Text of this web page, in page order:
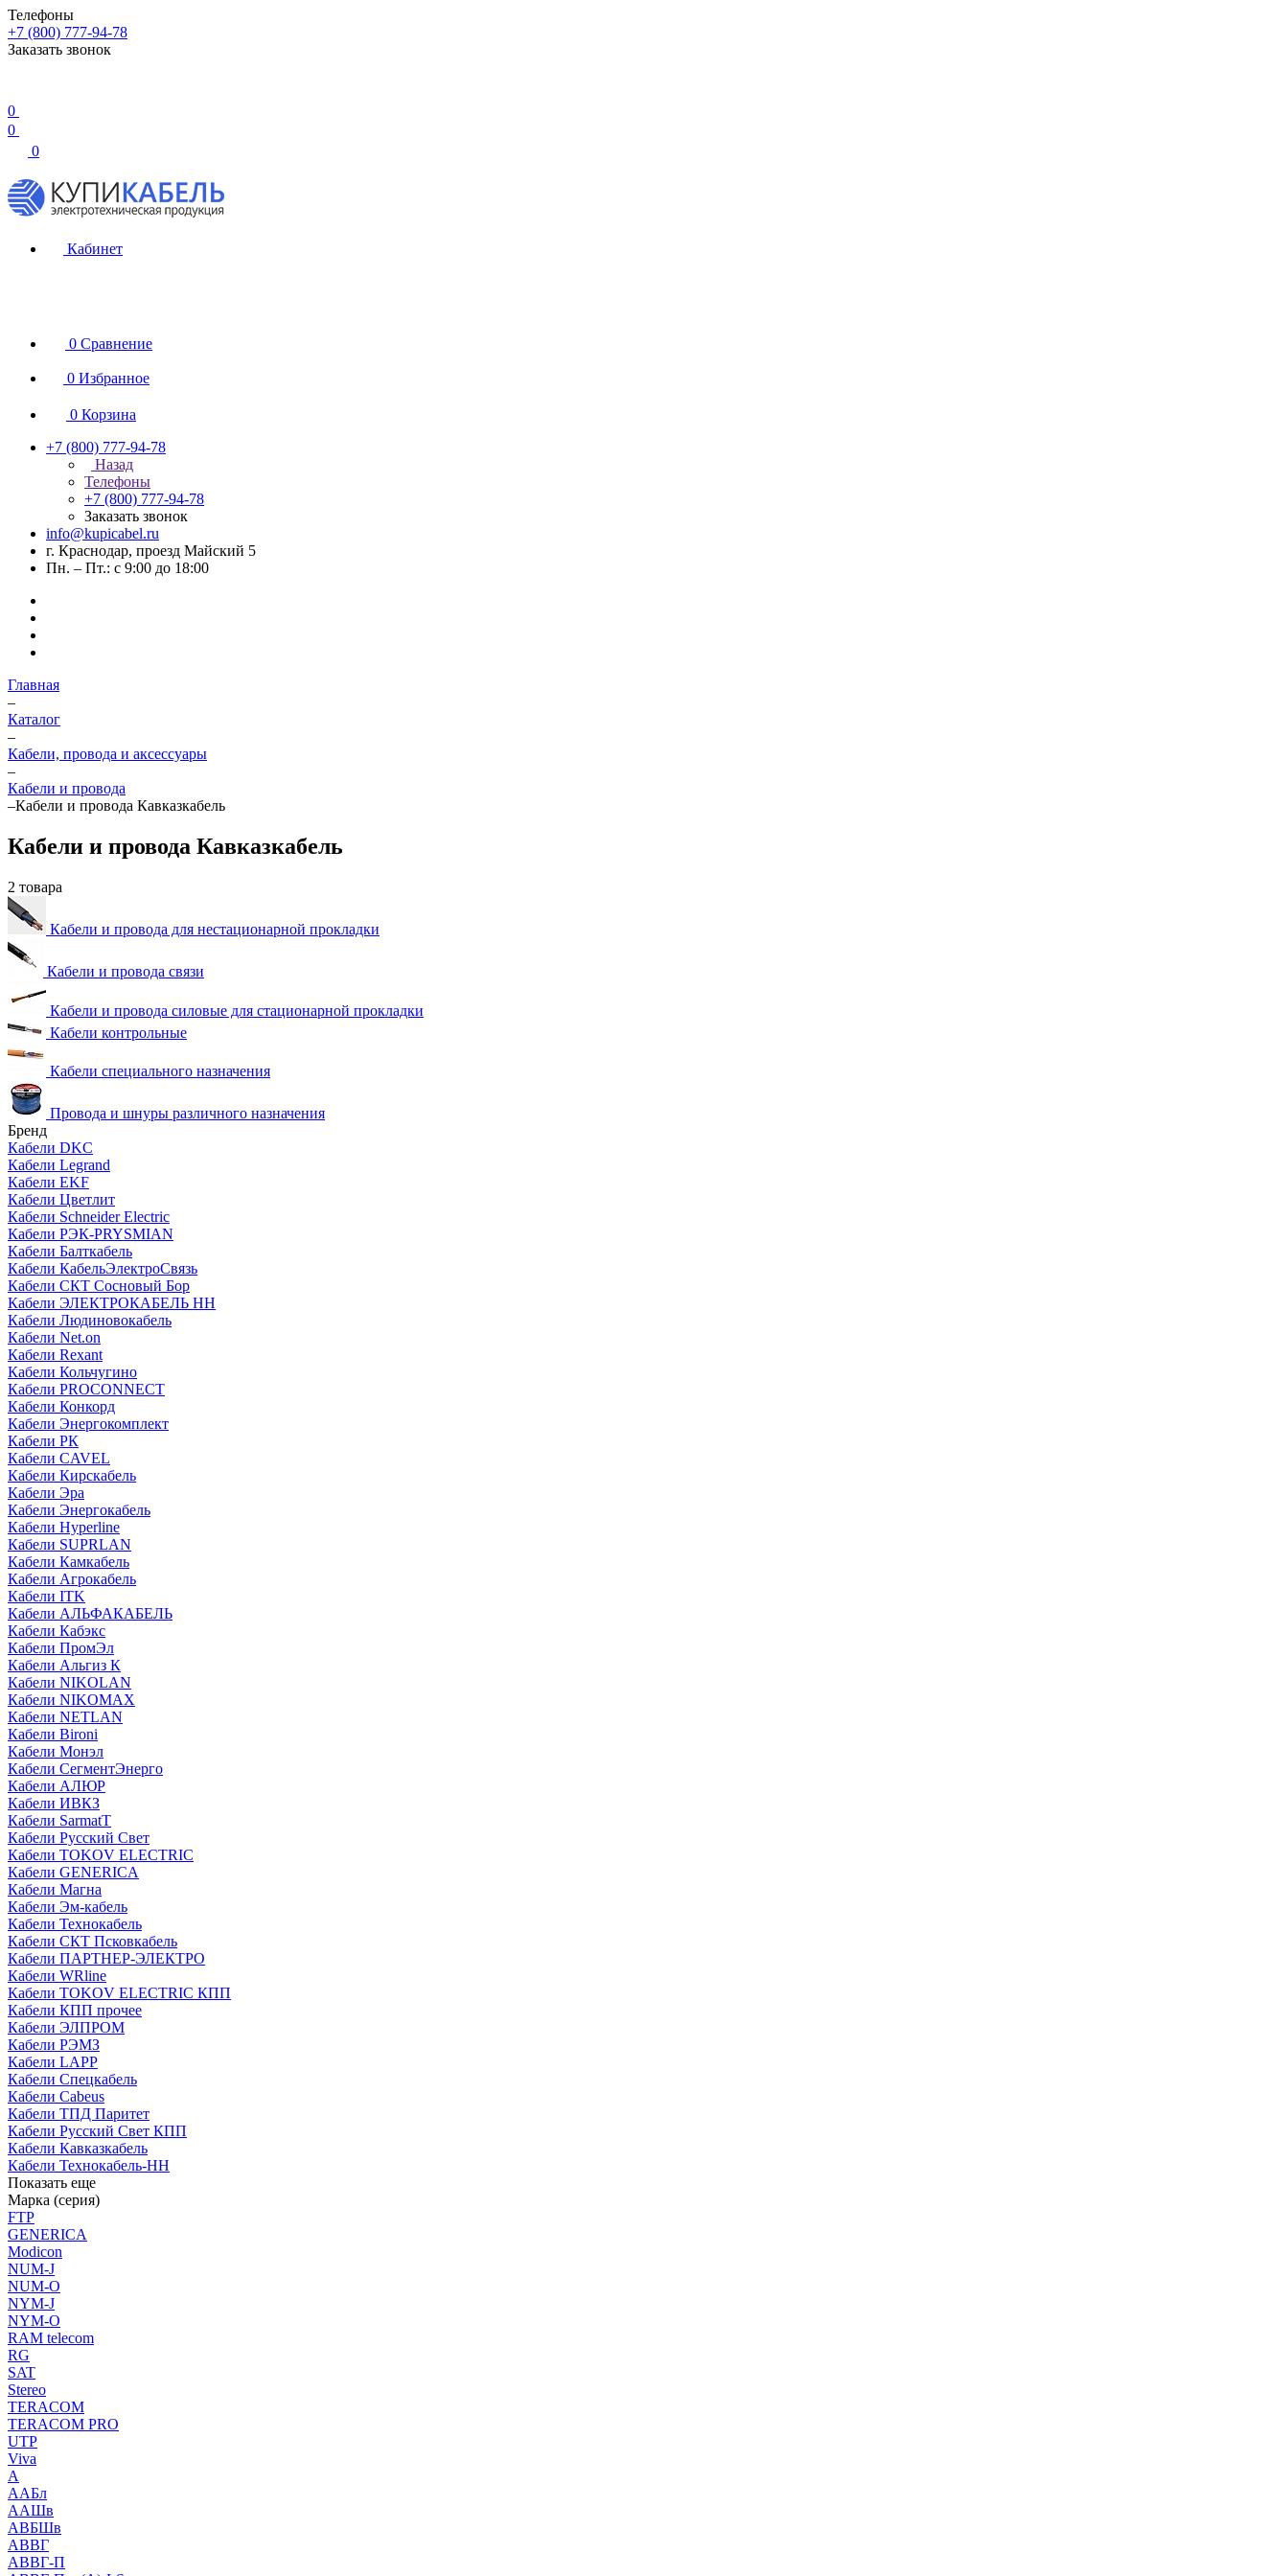
Телефоны
+7 (800) 777-94-78
Заказать звонок
0
0
0
Кабинет
0 Сравнение
0 Избранное
0 Корзина
+7 (800) 777-94-78
Назад
Телефоны
+7 (800) 777-94-78
Заказать звонок
info@kupicabel.ru
г. Краснодар, проезд Майский 5
Пн. – Пт.: с 9:00 до 18:00
Главная
–
Каталог
–
Кабели, провода и аксессуары
–
Кабели и провода
–Кабели и провода Кавказкабель
Кабели и провода Кавказкабель
2 товара
Кабели и провода для нестационарной прокладки
Кабели и провода связи
Кабели и провода силовые для стационарной прокладки
Кабели контрольные
Кабели специального назначения
Провода и шнуры различного назначения
Бренд
Кабели DKC
Кабели Legrand
Кабели EKF
Кабели Цветлит
Кабели Schneider Electric
Кабели РЭК-PRYSMIAN
Кабели Балткабель
Кабели КабельЭлектроСвязь
Кабели СКТ Сосновый Бор
Кабели ЭЛЕКТРОКАБЕЛЬ НН
Кабели Людиновокабель
Кабели Net.on
Кабели Rexant
Кабели Кольчугино
Кабели PROCONNECT
Кабели Конкорд
Кабели Энергокомплект
Кабели РК
Кабели CAVEL
Кабели Кирскабель
Кабели Эра
Кабели Энергокабель
Кабели Hyperline
Кабели SUPRLAN
Кабели Камкабель
Кабели Агрокабель
Кабели ITK
Кабели АЛЬФАКАБЕЛЬ
Кабели Кабэкс
Кабели ПромЭл
Кабели Альгиз К
Кабели NIKOLAN
Кабели NIKOMAX
Кабели NETLAN
Кабели Bironi
Кабели Монэл
Кабели СегментЭнерго
Кабели АЛЮР
Кабели ИВКЗ
Кабели SarmatT
Кабели Русский Свет
Кабели TOKOV ELECTRIC
Кабели GENERICA
Кабели Магна
Кабели Эм-кабель
Кабели Технокабель
Кабели СКТ Псковкабель
Кабели ПАРТНЕР-ЭЛЕКТРО
Кабели WRline
Кабели TOKOV ELECTRIC КПП
Кабели КПП прочее
Кабели ЭЛПРОМ
Кабели РЭМЗ
Кабели LAPP
Кабели Спецкабель
Кабели Cabeus
Кабели ТПД Паритет
Кабели Русский Свет КПП
Кабели Кавказкабель
Кабели Технокабель-НН
Показать еще
Марка (серия)
FTP
GENERICA
Modicon
NUM-J
NUM-O
NYM-J
NYM-O
RAM telecom
RG
SAT
Stereo
TERACOM
TERACOM PRO
UTP
Viva
А
ААБл
ААШв
АВБШв
АВВГ
АВВГ-П